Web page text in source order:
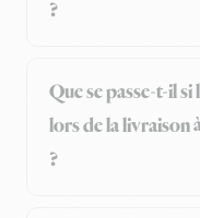
?
Que se passe-t-il
lors de la livraison
?